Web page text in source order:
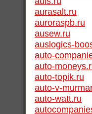
aurasalt.ru
auroraspb.ru
ausew.ru
auslogics-
auto-
auto-
auto-topik.ru
auto-v-
auto-watt.ru